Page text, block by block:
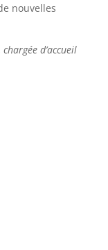
nouvelles
chargée d’accueil